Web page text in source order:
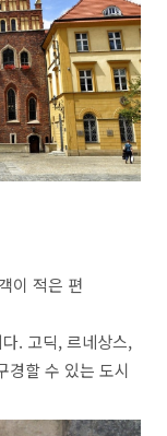
이 적은 편
. 고딕, 르네상스,
경할 수 있는 도시